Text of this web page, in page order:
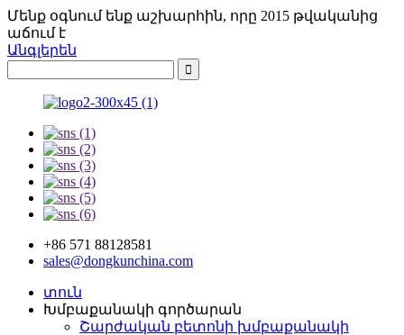
Մենք օգնում ենք աշխարհին, որը 2015 թվականից
աճում է
Անգլերեն
+86 571 88128581
sales@dongkunchina.com
տուն
Խմբաքանակի գործարան
Շարժական բետոնի խմբաքանակի